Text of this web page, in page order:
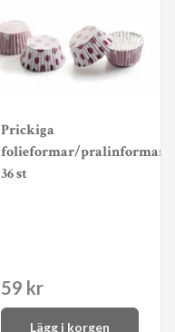
Prickiga
folieformar/pralinformar
36 st
59 kr
Lägg i korgen